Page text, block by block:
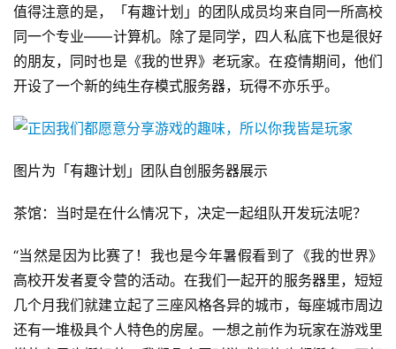
值得注意的是，「有趣计划」的团队成员均来自同一所高校
同一个专业——计算机。除了是同学，四人私底下也是很好
的朋友，同时也是《我的世界》老玩家。在疫情期间，他们
开设了一个新的纯生存模式服务器，玩得不亦乐乎。
图片为「有趣计划」团队自创服务器展示
茶馆：当时是在什么情况下，决定一起组队开发玩法呢？
“当然是因为比赛了！我也是今年暑假看到了《我的世界》
高校开发者夏令营的活动。在我们一起开的服务器里，短短
几个月我们就建立起了三座风格各异的城市，每座城市周边
还有一堆极具个人特色的房屋。一想之前作为玩家在游戏里